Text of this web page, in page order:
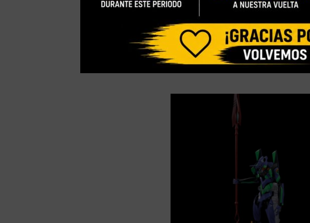
AGOTADO
[PRE-ORDER JUNIO 2022] MOBILE SUIT
GUNDAM ROBOT SPIRITS RX-78 GP02A
GUNDAM VER A.N.I.M.E. – 13 CM
62,90€